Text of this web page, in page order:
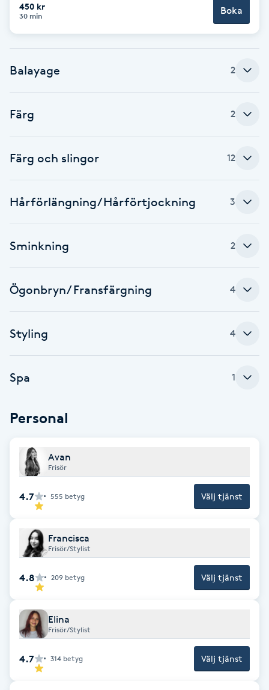
Fettreducering
Fillers
Fotsvamp
Fotvård
Fransfärgning
Fransförlängning
Fransrengöring
Frekvensterapi
Friskvård
Frisör
Funktionsanalys
Färgning
450 kr
30 min Boka
Balayage 2
Färg 2
Färg och slingor 12
Hårförlängning/Hårförtjockning 3
Sminkning 2
Ögonbryn/ Fransfärgning 4
Styling 4
Spa 1
Personal
Avan
Frisör
4.7 555 betyg Välj tjänst
Francisca
Frisör/Stylist
4.8 209 betyg Välj tjänst
Elina
Frisör/Stylist
4.7 314 betyg Välj tjänst